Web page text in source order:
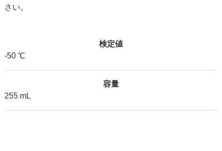
さい。
検定値
-50 ℃
容量
255 mL